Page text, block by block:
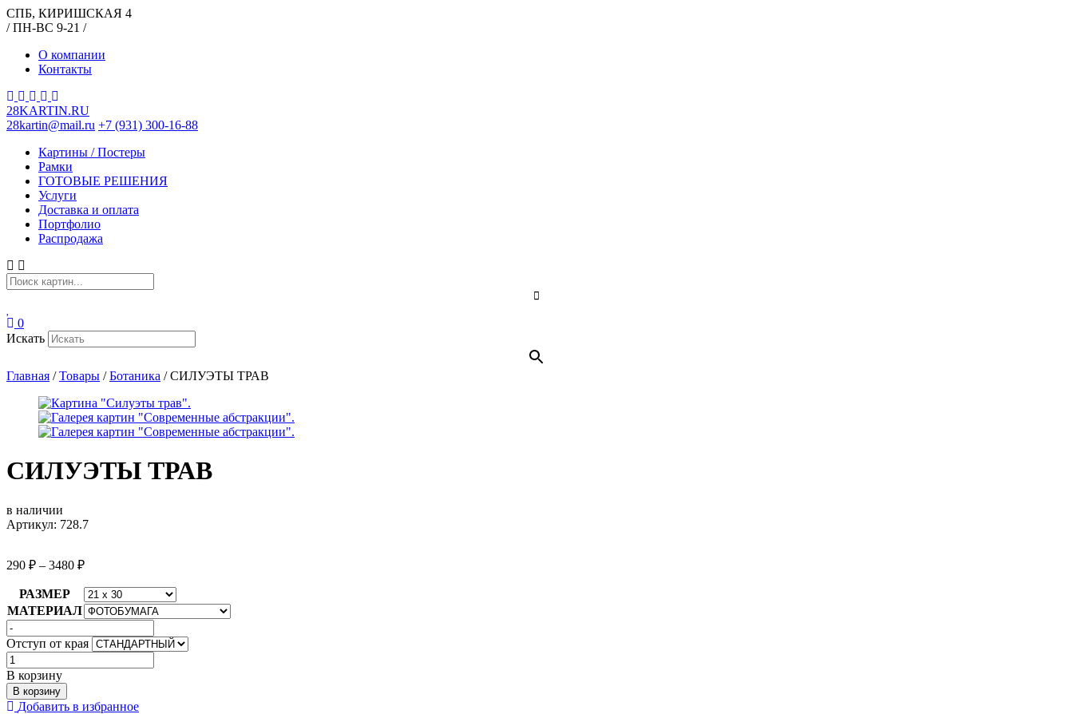
СПБ, КИРИШСКАЯ 4
/ ПН-ВС 9-21 /
О компании
Контакты
28KARTIN.RU
28kartin@mail.ru +7 (931) 300-16-88
Картины / Постеры
Рамки
ГОТОВЫЕ РЕШЕНИЯ
Услуги
Доставка и оплата
Портфолио
Распродажа
0
Искать
Главная /Товары /Ботаника /СИЛУЭТЫ ТРАВ
СИЛУЭТЫ ТРАВ
в наличии
Артикул: 728.7
290 ₽ – 3480 ₽
РАЗМЕР
МАТЕРИАЛ
Отступ от края
Количество
товара
СИЛУЭТЫ
ТРАВ
В корзину
В корзину
Добавить в избранное